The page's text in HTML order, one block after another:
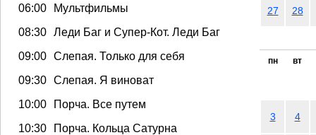
06:00
Мультфильмы
08:30 Леди Баг и Супер-Кот. Леди Баг
09:00 Слепая. Только для себя
09:30 Слепая. Я виноват
10:00
Порча. Все путем
10:30
Порча. Кольца Сатурна
27 28
пн вт
3 4